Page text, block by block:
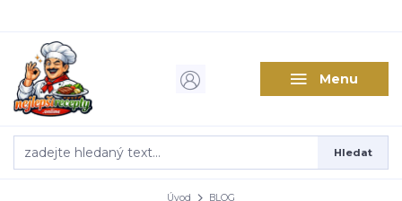
Menu
Hledat
Úvod BLOG